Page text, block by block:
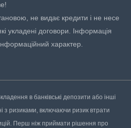
не видає кредити і не несе
укладені договори. Інформація
характер.
в банківські депозити або інші
з ризиками, включаючи ризик втрати
Перш ніж приймати рішення про